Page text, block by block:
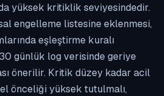
yüksek kritiklik seviyesindedir.
engelleme listesine eklenmesi,
eşleştirme kuralı
günlük log verisinde geriye
önerilir. Kritik düzey kadar acil
önceliği yüksek tutulmalı,